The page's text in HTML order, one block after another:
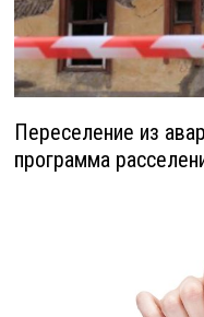
Переселение из
программа